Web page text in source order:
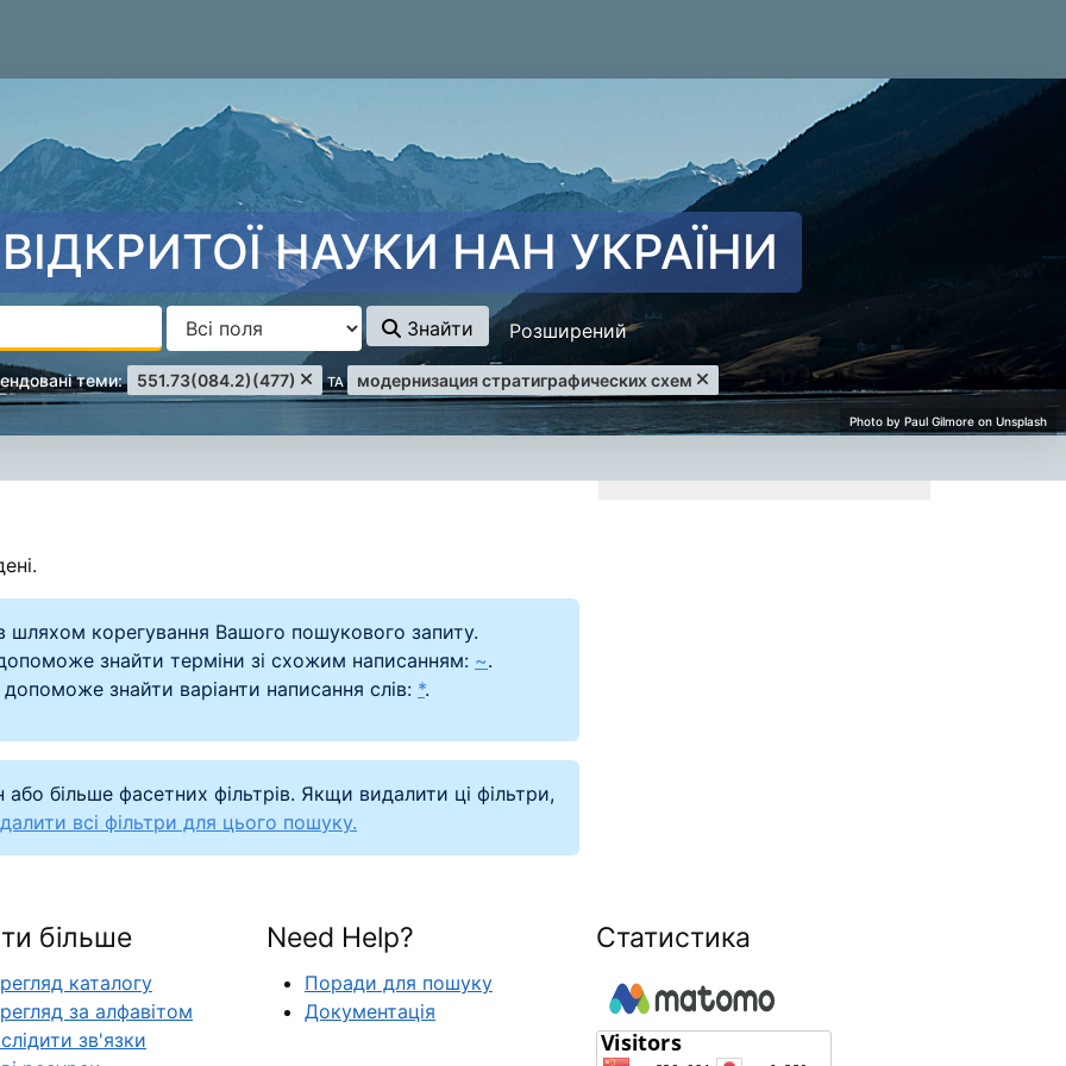
НАУКИ НАН УКРАЇНИ
Знайти Розширений
теми: Remove filter
551.73(084.2)(477) ТА Remove filter
модернизация стратиграфических схем
шляхом корегування Вашого пошукового запиту.
знайти терміни зі схожим написанням: ~.
знайти варіанти написання слів: *.
більше фасетних фільтрів. Якщи видалити ці фільтри,
всі фільтри для цього пошуку.
більше
каталогу
за алфавітом
зв'язки
Need Help?
Поради для пошуку
Документація
Статистика